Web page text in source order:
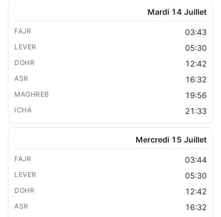
Mardi 14 Juillet
03:43
05:30
12:42
16:32
19:56
21:33
Mercredi 15 Juillet
03:44
05:30
12:42
16:32